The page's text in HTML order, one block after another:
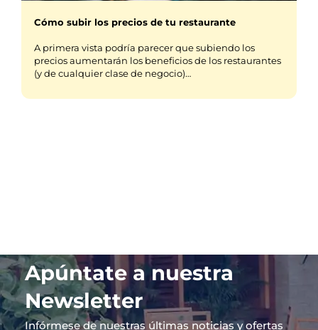
Cómo subir los precios de tu restaurante
A primera vista podría parecer que subiendo los
precios aumentarán los beneficios de los restaurantes
(y de cualquier clase de negocio)…
Apúntate a nuestra
Newsletter
Infórmese de nuestras últimas noticias y ofertas